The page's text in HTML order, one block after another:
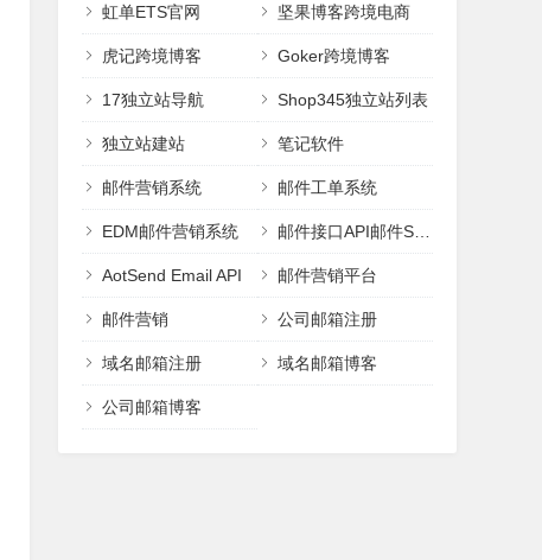
虹单ETS官网 坚果博客跨境电商
虎记跨境博客 Goker跨境博客
17独立站导航 Shop345独立站列表
独立站建站 笔记软件
邮件营销系统 邮件工单系统
EDM邮件营销系统 邮件接口API邮件SMTP
AotSend Email API 邮件营销平台
邮件营销 公司邮箱注册
域名邮箱注册 域名邮箱博客
公司邮箱博客